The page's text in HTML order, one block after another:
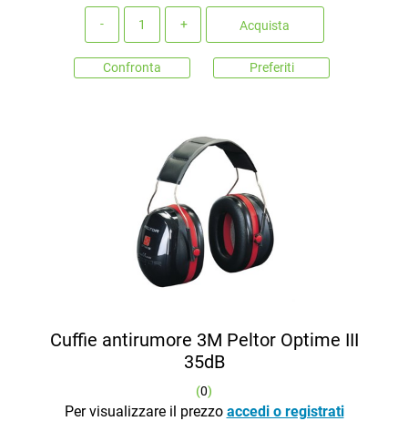
Acquista
Confronta Preferiti
Cuffie antirumore 3M Peltor Optime III
35dB
(0)
Per visualizzare il prezzo accedi o registrati